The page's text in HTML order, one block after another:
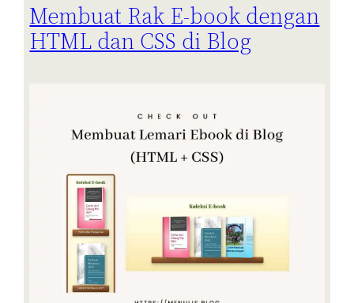
Membuat Rak E-book dengan
HTML dan CSS di Blog